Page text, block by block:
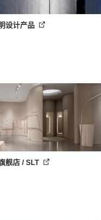
设计产品
舰店 / SLT